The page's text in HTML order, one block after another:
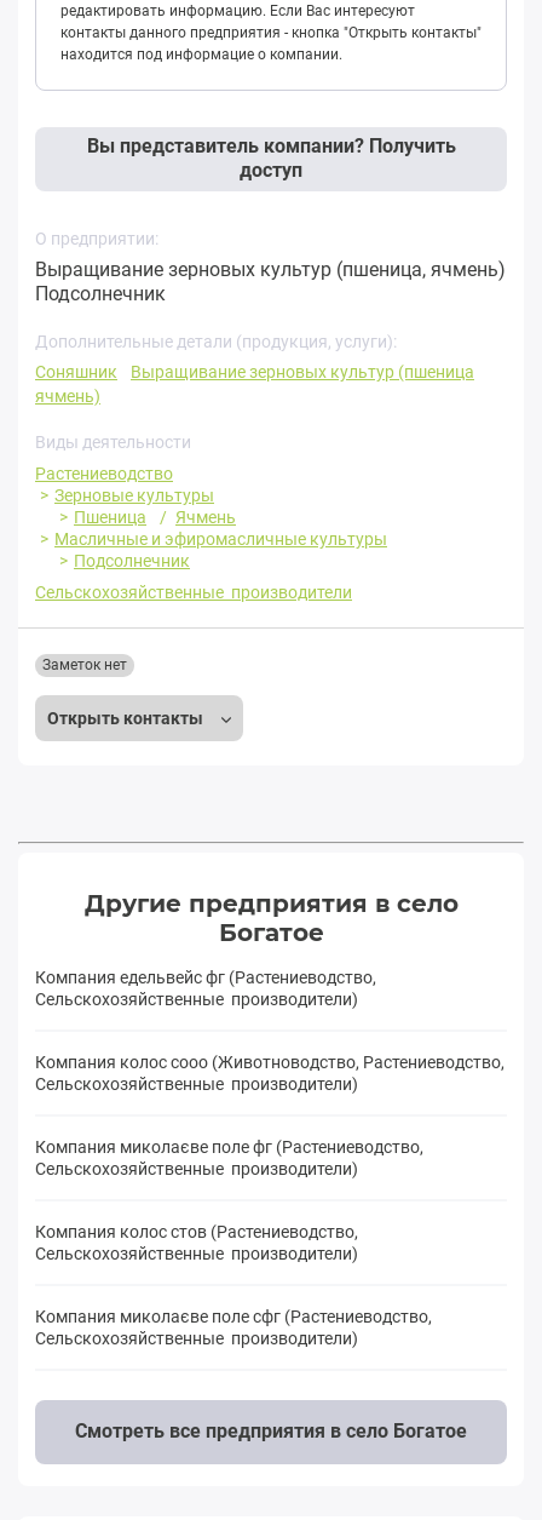
редактировать информацию. Если Вас интересуют
контакты данного предприятия - кнопка "Открыть контакты"
находится под информацие о компании.
Вы представитель компании? Получить
доступ
О предприятии:
Выращивание зерновых культур (пшеница, ячмень)
Подсолнечник
Дополнительные детали (продукция, услуги):
Соняшник
Выращивание зерновых культур (пшеница
ячмень)
Виды деятельности
Растениеводство
Зерновые культуры
Пшеница
Ячмень
Масличные и эфиромасличные культуры
Подсолнечник
Сельскохозяйственные производители
Открыть контакты
Заметок нет
Другие предприятия в село
Богатое
Компания едельвейс фг (Растениеводство,
Сельскохозяйственные производители)
Компания колос сооо (Животноводство, Растениеводство,
Сельскохозяйственные производители)
Компания миколаєве поле фг (Растениеводство,
Сельскохозяйственные производители)
Компания колос стов (Растениеводство,
Сельскохозяйственные производители)
Компания миколаєве поле cфг (Растениеводство,
Сельскохозяйственные производители)
Смотреть все предприятия в село Богатое